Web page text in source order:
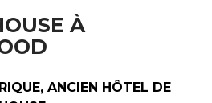
À
ANCIEN HÔTEL DE